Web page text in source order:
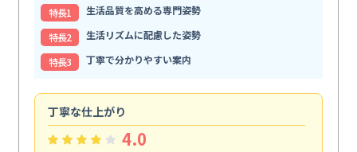
特⻑1
生活品質を高める専門姿勢
特⻑2
生活リズムに配慮した姿勢
特⻑3
丁寧で分かりやすい案内
丁寧な仕上がり
4.0